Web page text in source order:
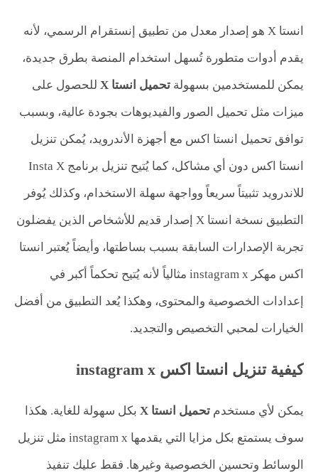
انستا X هو إصدار معدل من تطبيق إنستقرام الرسمي، لأنه
يقدم أدوات متطورة تُسهل استخدام المنصة بطرق جديدة،
يمكن للمستخدمين بسهولة تحميل انستا X
للحصول على
ميزات مثل تحميل الصور والفيديوهات بجودة عالية، وبسبب
توافق تحميل انستا اكس مع أجهزة الأندرويد، يُمكن تنزيل
انستا اكس دون أي مشاكل، كما يُتيح تنزيل برنامج Insta X
للاندرويد تثبيتاً سريعاً وواجهة سهلة الاستخدام، وكذلك يُوفر
التطبيق نسخة انستا X إصدار قديم للأشخاص الذين يفضلون
تجربة الإصدارات السابقة بسبب بساطتها، وأيضاً يُعتبر انستا
اكس مهكر instagram x مثالياً لأنه يُتيح تحكماً أكبر في
إعدادات الخصوصية والمحتوى، وهكذا يُعد التطبيق من أفضل
الخيارات لمحبي التخصيص والتجديد.
كيفية تنزيل انستا اكس instagram x
يمكن لأي مستخدم تحميل انستا X
بكل سهولة للغاية. هكذا
سوف يستمتع بكل مزايا التي يقدمها instagram x مثل تنزيل
الوسائط وتحسين الخصوصية وغيرها. فقط عليك تنفيذ